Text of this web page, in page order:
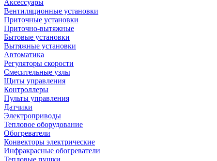
Аксессуары
Вентиляционные установки
Приточные установки
Приточно-вытяжные
Бытовые установки
Вытяжные установки
Автоматика
Регуляторы скорости
Смесительные узлы
Щиты управления
Контроллеры
Пульты управления
Датчики
Электроприводы
Тепловое оборудование
Обогреватели
Конвекторы электрические
Инфракрасные обогреватели
Тепловые пушки